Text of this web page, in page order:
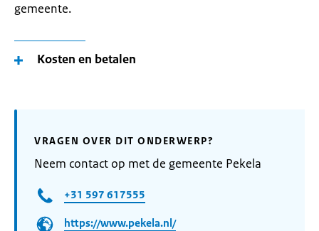
gemeente.
Kosten en betalen
VRAGEN OVER DIT ONDERWERP?
Neem contact op met de gemeente Pekela
+31 597 617555
https://www.pekela.nl/